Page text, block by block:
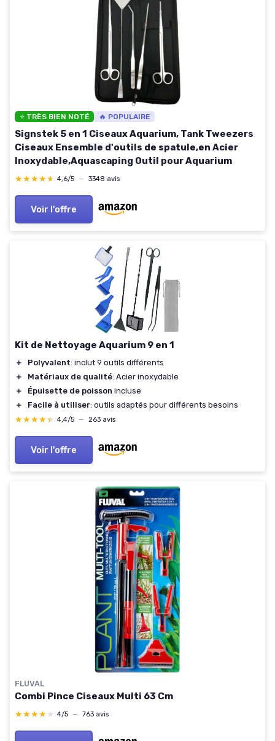
⭐ TRÈS BIEN NOTÉ 🔥 POPULAIRE
Signstek 5 en 1 Ciseaux Aquarium, Tank Tweezers
Ciseaux Ensemble d'outils de spatule,en Acier
Inoxydable,Aquascaping Outil pour Aquarium
★★★★★
★★★★★ 4,6/5 — 3348 avis
Voir l'offre
Kit de Nettoyage Aquarium 9 en 1
＋ Polyvalent: inclut 9 outils différents
＋
Matériaux de qualité: Acier inoxydable
＋
Épuisette de poisson incluse
＋
Facile à utiliser: outils adaptés pour différents besoins
★★★★★
★★★★★ 4,4/5 — 263 avis
Voir l'offre
FLUVAL
Combi Pince Ciseaux Multi 63 Cm
★★★★★
★★★★★ 4/5 — 763 avis